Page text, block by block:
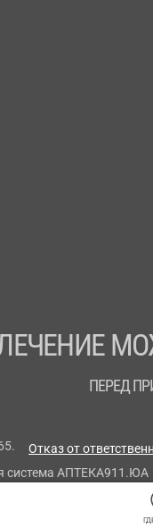
ПЕРЕД
Отказ от
система АПТЕКА911.ЮА